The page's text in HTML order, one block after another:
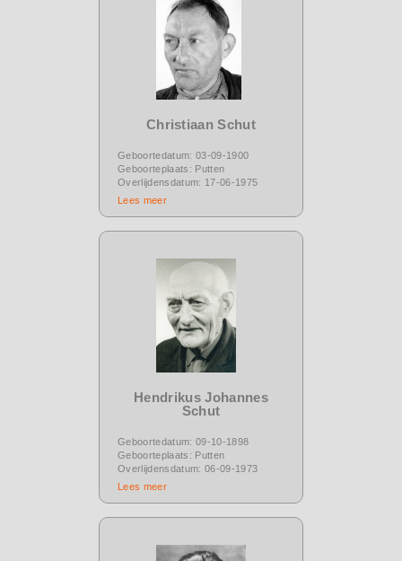
Christiaan Schut
Geboortedatum: 03-09-1900
Geboorteplaats: Putten
Overlijdensdatum: 17-06-1975
Lees meer
Hendrikus Johannes
Schut
Geboortedatum: 09-10-1898
Geboorteplaats: Putten
Overlijdensdatum: 06-09-1973
Lees meer